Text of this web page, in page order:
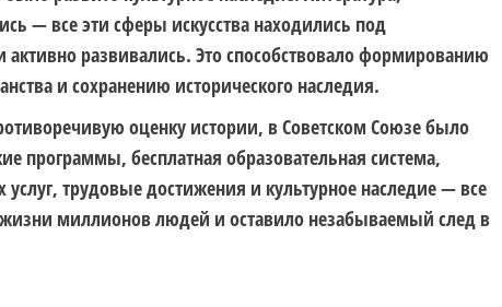
— все эти сферы искусства находились под
активно развивались. Это способствовало формированию
и сохранению исторического наследия.
оценку истории, в Советском Союзе было
программы, бесплатная образовательная система,
трудовые достижения и культурное наследие — все
миллионов людей и оставило незабываемый след в